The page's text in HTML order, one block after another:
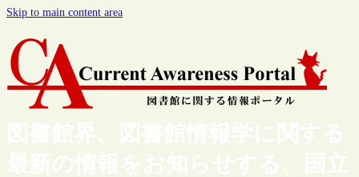
Skip to main content area
図書館界、図書館情報学に関する
最新の情報をお知らせする、国立